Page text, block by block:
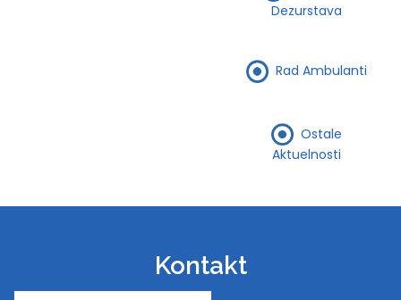
Dezurstava
Rad Ambulanti
Ostale
Aktuelnosti
Kontakt